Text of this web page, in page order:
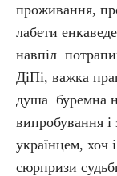
проживання,
лабети
навпіл
ДіПі, важка
душа буремна
випробування і
українцем, хоч
сюрпризи